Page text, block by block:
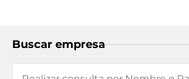
Buscar empresa